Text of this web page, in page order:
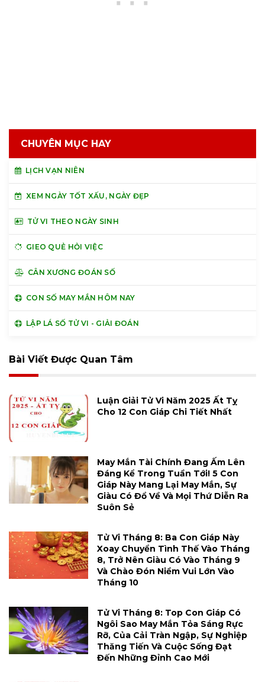
CHUYÊN MỤC HAY
LỊCH VẠN NIÊN
XEM NGÀY TỐT XẤU, NGÀY ĐẸP
TỬ VI THEO NGÀY SINH
GIEO QUẺ HỎI VIỆC
CÂN XƯƠNG ĐOÁN SỐ
CON SỐ MAY MẮN HÔM NAY
LẬP LÁ SỐ TỬ VI - GIẢI ĐOÁN
Bài Viết Được Quan Tâm
Luận Giải Tử Vi Năm 2025 Ất Tỵ
Cho 12 Con Giáp Chi Tiết Nhất
May Mắn Tài Chính Đang Ấm Lên
Đáng Kể Trong Tuần Tới! 5 Con
Giáp Này Mang Lại May Mắn, Sự
Giàu Có Đổ Về Và Mọi Thứ Diễn Ra
Suôn Sẻ
Tử Vi Tháng 8: Ba Con Giáp Này
Xoay Chuyển Tình Thế Vào Tháng
8, Trở Nên Giàu Có Vào Tháng 9
Và Chào Đón Niềm Vui Lớn Vào
Tháng 10
Tử Vi Tháng 8: Top Con Giáp Có
Ngôi Sao May Mắn Tỏa Sáng Rực
Rỡ, Của Cải Tràn Ngập, Sự Nghiệp
Thăng Tiến Và Cuộc Sống Đạt
Đến Những Đỉnh Cao Mới